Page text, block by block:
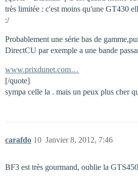
très limitée : c'est moins qu'une GT430
:/
Probablement une série bas de
DirectCU par exemple a une bande
www.prixdunet.com…
[/quote]
sympa celle la . mais un peux plus cher
carafdo Janvier 8, 2012, 7:46
10
BF3 est très gourmand, oublie la